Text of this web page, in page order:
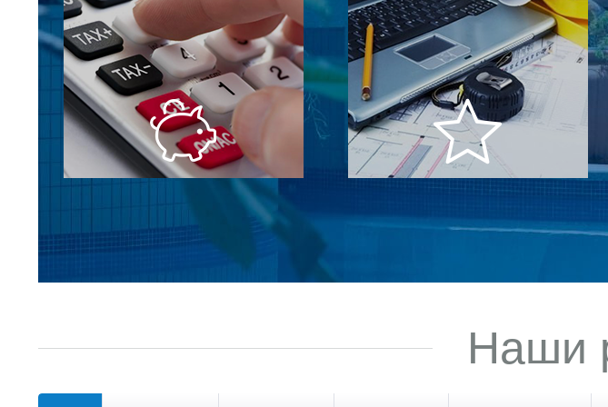
Собственный импорт =
Низкие цены
Мы сами импортируем все
оборудование, которое устанавливаем.
У нас большой оборот и выгодные
скидки от производителей!
Опытный инженерный
отдел
Мы входим в пятерку самых опытных
компаний Украины и в состоянии
реализовать проект любой сложности
Наши